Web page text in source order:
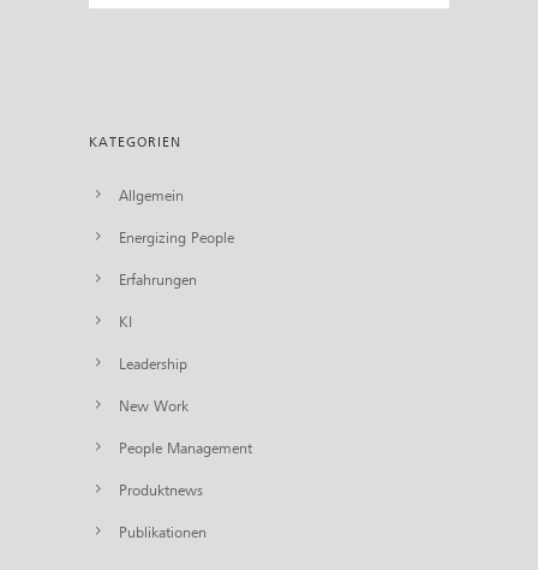
KATEGORIEN
Allgemein
Energizing People
Erfahrungen
KI
Leadership
New Work
People Management
Produktnews
Publikationen